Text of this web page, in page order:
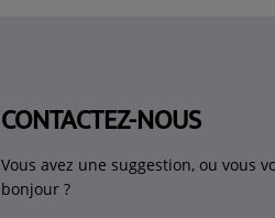
CONTACTEZ-NOUS
Vous avez une suggestion, ou vous
bonjour ?